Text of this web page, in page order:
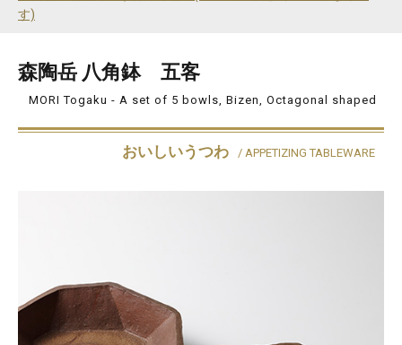
す)
森陶岳 八角鉢 五客
MORI Togaku - A set of 5 bowls, Bizen, Octagonal shaped
おいしいうつわ / APPETIZING TABLEWARE